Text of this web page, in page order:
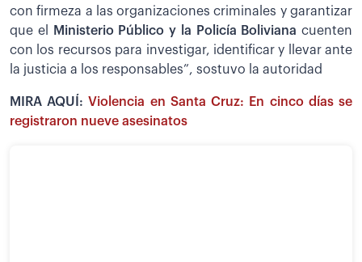
con firmeza a las organizaciones criminales y garantizar
que el
Ministerio Público y la Policía Boliviana cuenten
con los recursos para investigar, identificar y llevar ante
la justicia a los responsables”, sostuvo la autoridad
MIRA AQUÍ:Violencia en Santa Cruz: En cinco días se
registraron nueve asesinatos